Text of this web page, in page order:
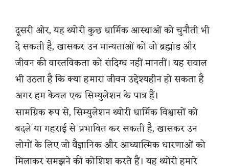
दूसरी ओर, यह थ्योरी कुछ धार्मिक आस्थाओं को चुनौती भी
दे सकती है, खासकर उन मान्यताओं को जो ब्रह्मांड और
जीवन की वास्तविकता को संदिग्ध नहीं मानतीं। यह सवाल
भी उठता है कि क्या हमारा जीवन उद्देश्यहीन हो सकता है
अगर हम केवल एक सिम्युलेशन के पात्र हैं।
सामग्रिक रूप से, सिम्युलेशन थ्योरी धार्मिक विश्वासों को
बदले या गहराई से प्रभावित कर सकती है, खासकर उन
लोगों के लिए जो वैज्ञानिक और आध्यात्मिक धारणाओं को
मिलाकर समझने की कोशिश करते हैं। यह थ्योरी हमारे